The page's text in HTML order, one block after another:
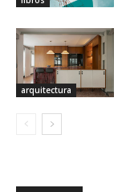
arquitectura